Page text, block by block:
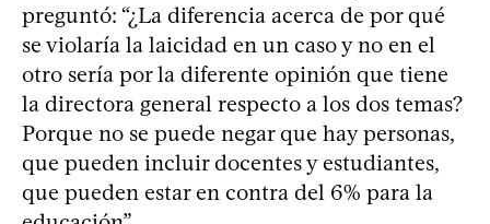
preguntó: “¿La diferencia acerca de por qué
se violaría la laicidad en un caso y no en el
otro sería por la diferente opinión que tiene
la directora general respecto a los dos temas?
Porque no se puede negar que hay personas,
que pueden incluir docentes y estudiantes,
que pueden estar en contra del 6% para la